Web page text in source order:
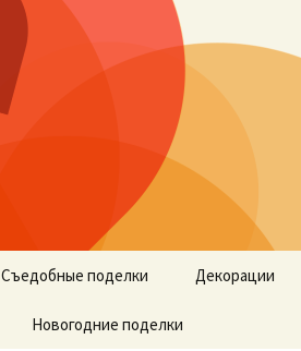
Съедобные поделки Декорации
Новогодние поделки